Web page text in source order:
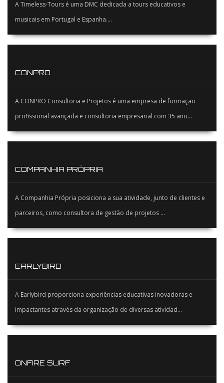
A Timeless-Tours é uma DMC dedicada a tours educativos e
musicais em Portugal e Espanha....
CONPRO
A CONPRO Consultoria e Projetos é uma empresa de formação
profissional avançada e consultoria empresarial com 35 ano...
COMPANHIA PRÓPRIA
A Companhia Própria posiciona a sua atividade, junto de clientes e
parceiros, como consultora de gestão de projetos ...
EARLYBIRD
A Earlybird proporciona experiências educativas inovadoras e
impactantes através da organização de diversas atividad...
ONFIRE SURF